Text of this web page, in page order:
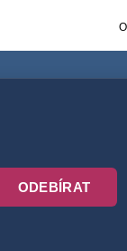
ODEBÍRAT